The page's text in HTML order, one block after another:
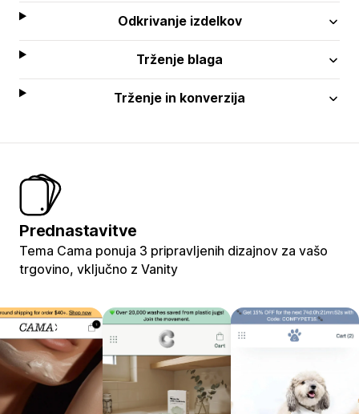
Odkrivanje izdelkov
Trženje blaga
Trženje in konverzija
Prednastavitve
Tema Cama ponuja 3 pripravljenih dizajnov za vašo
trgovino, vključno z Vanity